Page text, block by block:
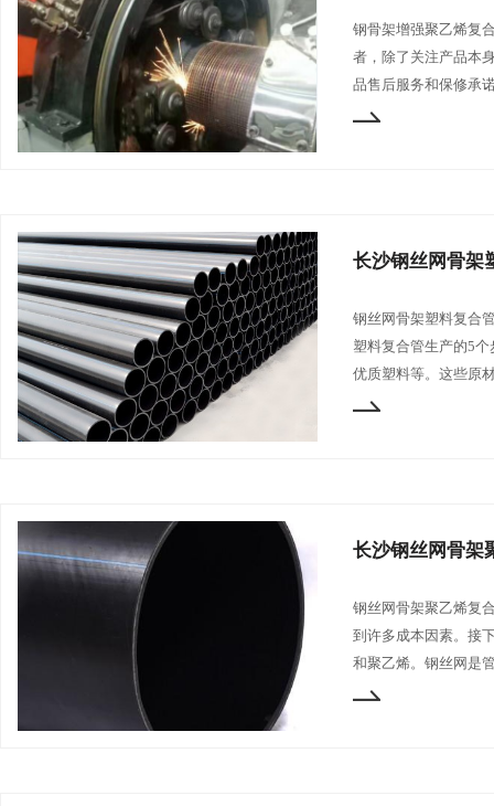
钢骨架增强聚乙烯复
者，除了关注产品本
品售后服务和保修承
长沙钢丝网骨架
钢丝网骨架塑料复合
塑料复合管生产的5
优质塑料等。这些原
长沙钢丝网骨架
钢丝网骨架聚乙烯复
到许多成本因素。接
和聚乙烯。钢丝网是